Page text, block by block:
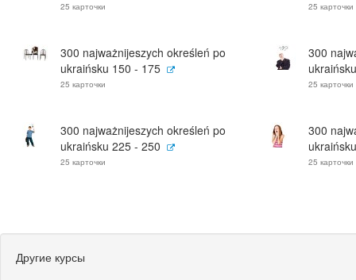
25 карточки 25 карточки
300 najważnijeszych określeń po
ukraińsku 150 - 175
25 карточки
300
25 карточки
300 najważnijeszych określeń po
ukraińsku 225 - 250
25 карточки
300
25 карточки
Другие курсы